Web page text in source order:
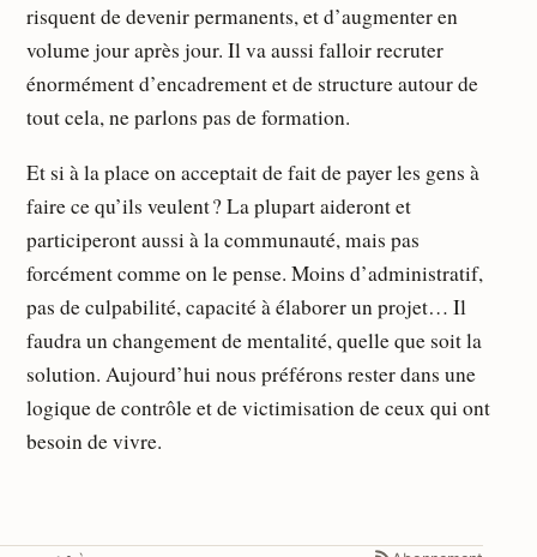
risquent de devenir permanents, et d’augmenter en
volume jour après jour. Il va aussi falloir recruter
énormément d’encadrement et de structure autour de
tout cela, ne parlons pas de formation.
Et si à la place on acceptait de fait de payer les gens à
faire ce qu’ils veulent ? La plupart aideront et
participeront aussi à la communauté, mais pas
forcément comme on le pense. Moins d’administratif,
pas de culpabilité, capacité à élaborer un projet… Il
faudra un changement de mentalité, quelle que soit la
solution. Aujourd’hui nous préférons rester dans une
logique de contrôle et de victimisation de ceux qui ont
besoin de vivre.